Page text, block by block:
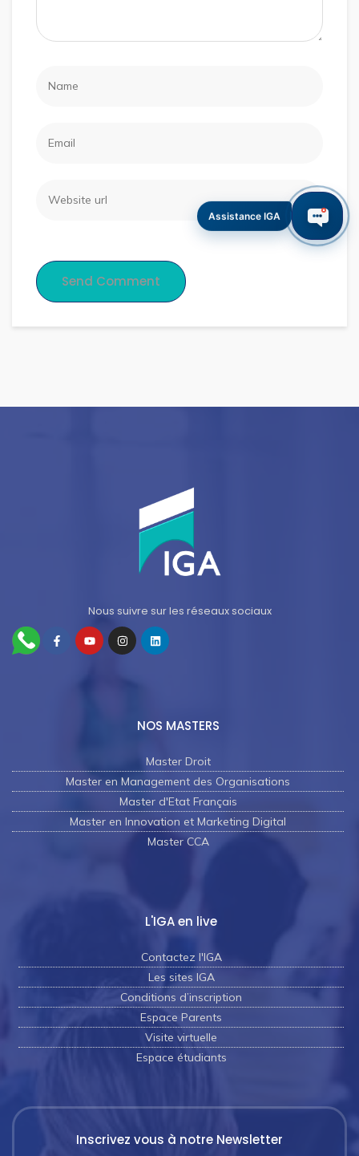
Nous suivre sur les réseaux sociaux
NOS MASTERS
Master Droit
Master en Management des Organisations
Master d'Etat Français
Master en Innovation et Marketing Digital
Master CCA
L'IGA en live
Contactez l'IGA
Les sites IGA
Conditions d’inscription
Espace Parents
Visite virtuelle
Espace étudiants
Inscrivez vous à notre Newsletter
Assistance IGA